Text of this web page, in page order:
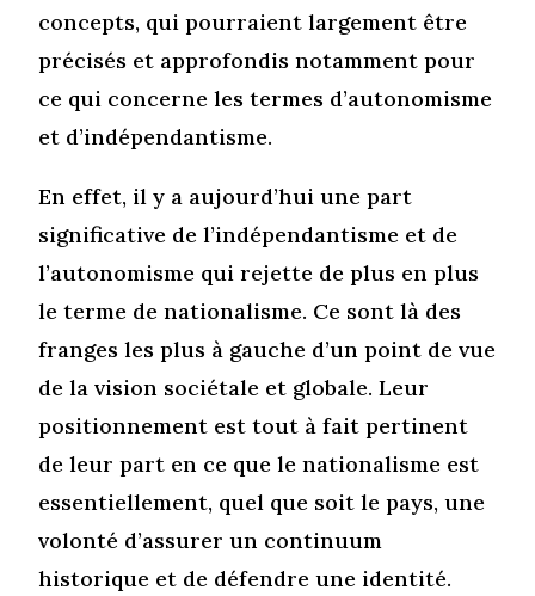
concepts, qui pourraient largement être
précisés et approfondis notamment pour
ce qui concerne les termes d’autonomisme
et d’indépendantisme.
En effet, il y a aujourd’hui une part
significative de l’indépendantisme et de
l’autonomisme qui rejette de plus en plus
le terme de nationalisme. Ce sont là des
franges les plus à gauche d’un point de vue
de la vision sociétale et globale. Leur
positionnement est tout à fait pertinent
de leur part en ce que le nationalisme est
essentiellement, quel que soit le pays, une
volonté d’assurer un continuum
historique et de défendre une identité.